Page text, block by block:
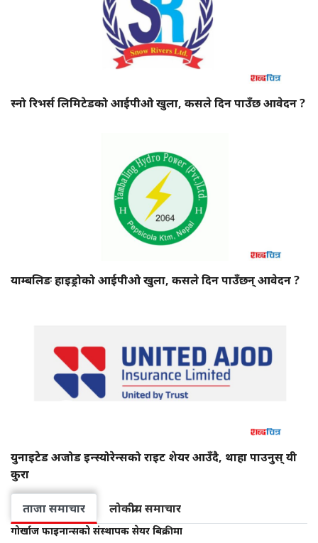
स्नो रिभर्स लिमिटेडको आईपीओ खुला, कसले दिन पाउँछ आवेदन ?
याम्बलिङ हाइड्रोको आईपीओ खुला, कसले दिन पाउँछन् आवेदन ?
युनाइटेड अजोड इन्स्योरेन्सको राइट शेयर आउँदै, थाहा पाउनुस् यी
कुरा
ताजा समाचार लोकप्रीय समाचार
गोर्खाज फाइनान्सको संस्थापक सेयर बिक्रीमा